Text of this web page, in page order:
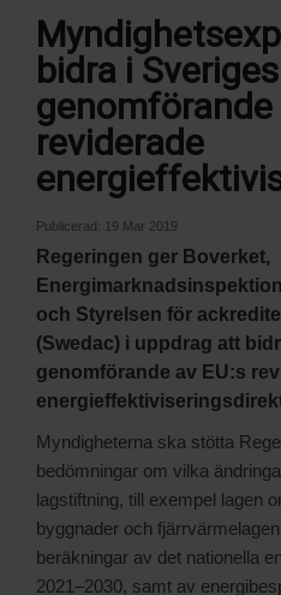
bidra i Sveriges
genomförande
reviderade
Publicerad: 19 Mar 2019
Regeringen ger Boverket,
och Styrelsen för
(Swedac) i uppdrag att
genomförande av EU:s
Myndigheterna ska stötta
bedömningar om vilka
lagstiftning, till exempel lagen
byggnader och
beräkningar av det nationella
2021–2030, samt av